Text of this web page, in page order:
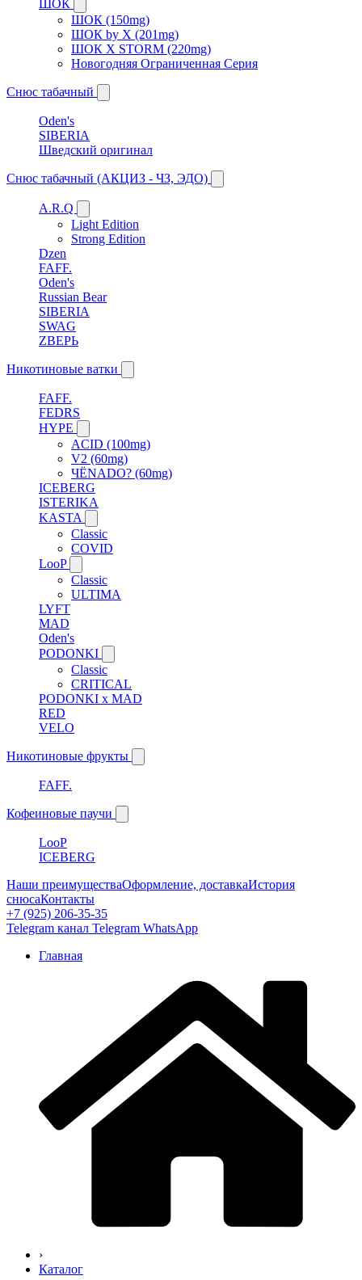
ШОК
ШОК (150mg)
ШОК by X (201mg)
ШОК X STORM (220mg)
Новогодняя Ограниченная Серия
Снюс табачный
Oden's
SIBERIA
Шведский оригинал
Снюс табачный (АКЦИЗ - ЧЗ, ЭДО)
A.R.Q
Light Edition
Strong Edition
Dzen
FAFF.
Oden's
Russian Bear
SIBERIA
SWAG
ZВЕРЬ
Никотиновые ватки
FAFF.
FEDRS
HYPE
ACID (100mg)
V2 (60mg)
ЧЁNADO? (60mg)
ICEBERG
ISTERIKA
KASTA
Classic
COVID
LooP
Classic
ULTIMA
LYFT
MAD
Oden's
PODONKI
Classic
CRITICAL
PODONKI x MAD
RED
VELO
Никотиновые фрукты
FAFF.
Кофеиновые паучи
LooP
ICEBERG
Наши преимуществаОформление, доставкаИстория
снюсаКонтакты
+7 (925) 206-35-35
Telegram канал Telegram WhatsApp
Главная
›
Каталог